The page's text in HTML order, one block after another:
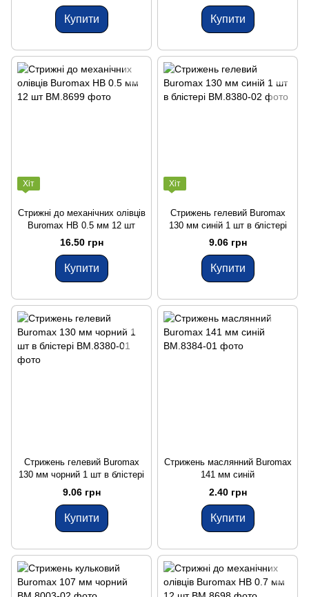
Купити Купити
Хіт
Стрижні до механічних олівців
Buromax HB 0.5 мм 12 шт
16.50 грн
Купити
Хіт
Стрижень гелевий Buromax
130 мм синій 1 шт в блістері
9.06 грн
Купити
Стрижень гелевий Buromax
130 мм чорний 1 шт в блістері
9.06 грн
Купити
Стрижень маслянний Buromax
141 мм синій
2.40 грн
Купити